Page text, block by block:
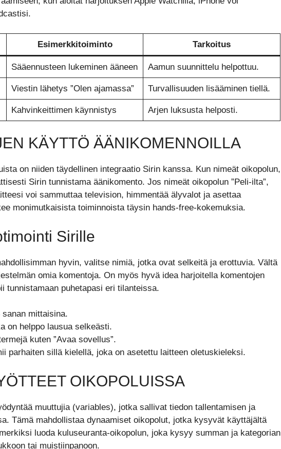
Esimerkkitoiminto Tarkoitus
Sääennusteen lukeminen ääneen Aamun suunnittelu helpottuu.
Viestin lähetys ”Olen ajamassa” Turvallisuuden lisääminen tiellä.
Kahvinkeittimen käynnistys Arjen luksusta helposti.
KÄYTTÖ ÄÄNIKOMENNOILLA
on niiden täydellinen integraatio Sirin kanssa. Kun nimeät oikopolun,
Sirin tunnistama äänikomento. Jos nimeät oikopolun ”Peli-ilta”,
voi sammuttaa television, himmentää älyvalot ja asettaa
monimutkaisista toiminnoista täysin hands-free-kokemuksia.
Sirille
hyvin, valitse nimiä, jotka ovat selkeitä ja erottuvia. Vältä
omia komentoja. On myös hyvä idea harjoitella komentojen
tunnistamaan puhetapasi eri tilanteissa.
mittaisina.
on helppo lausua selkeästi.
kuten ”Avaa sovellus”.
parhaiten sillä kielellä, joka on asetettu laitteen oletuskieleksi.
OIKOPOLUISSA
muuttujia (variables), jotka sallivat tiedon tallentamisen ja
Tämä mahdollistaa dynaamiset oikopolut, jotka kysyvät käyttäjältä
luoda kuluseuranta-oikopolun, joka kysyy summan ja kategorian
tai muistiinpanoon.